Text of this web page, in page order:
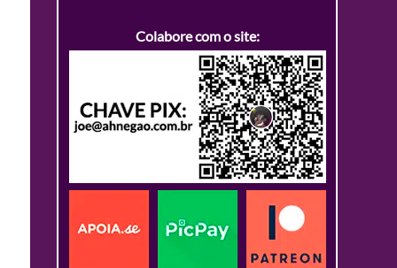
Colabore com o site: